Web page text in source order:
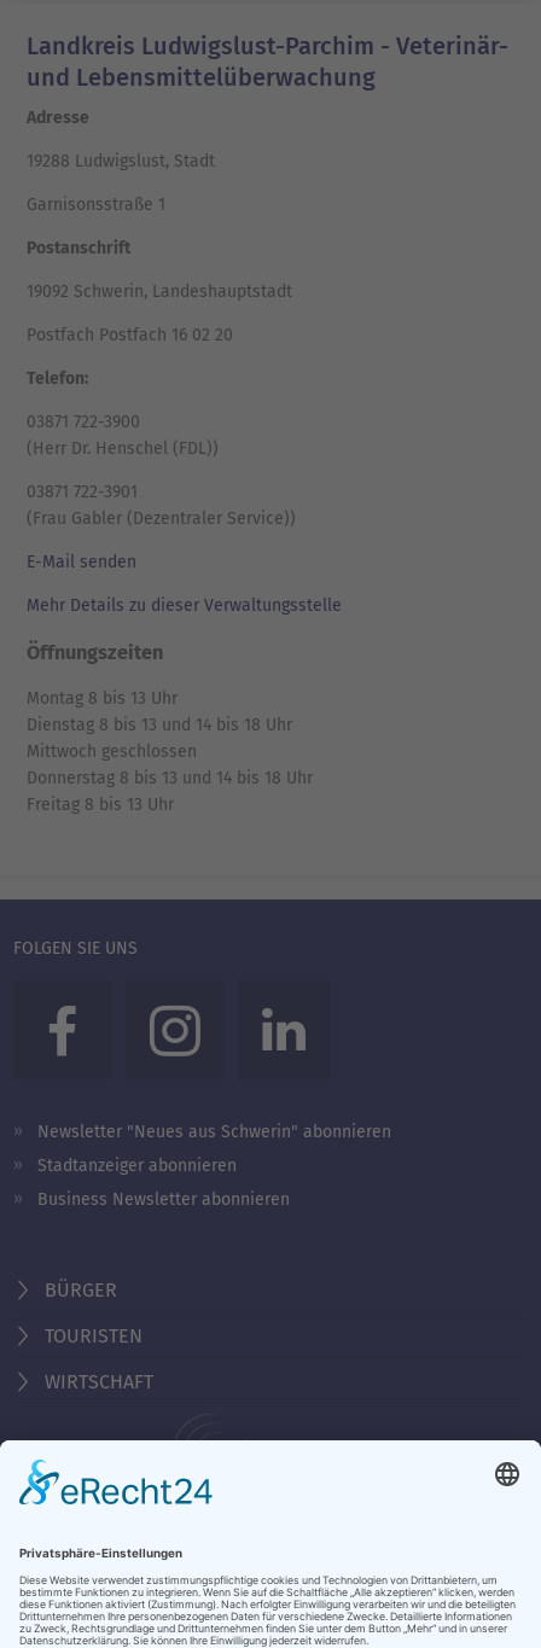
Landkreis Ludwigslust-Parchim - Veterinär-
und Lebensmittelüberwachung
Adresse
19288 Ludwigslust, Stadt
Garnisonsstraße 1
Postanschrift
19092 Schwerin, Landeshauptstadt
Postfach Postfach 16 02 20
Telefon:
03871 722-3900
(Herr Dr. Henschel (FDL))
03871 722-3901
(Frau Gabler (Dezentraler Service))
E-Mail senden
Mehr Details zu dieser Verwaltungsstelle
Öffnungszeiten
Montag 8 bis 13 Uhr
Dienstag 8 bis 13 und 14 bis 18 Uhr
Mittwoch geschlossen
Donnerstag 8 bis 13 und 14 bis 18 Uhr
Freitag 8 bis 13 Uhr
FOLGEN SIE UNS
Newsletter "Neues aus Schwerin" abonnieren
Stadtanzeiger abonnieren
Business Newsletter abonnieren
BÜRGER
TOURISTEN
WIRTSCHAFT
Behördennummer 115
KONTAKT
NOTRUFE & HOTLINES
JOBS
STADTANZEIGER
BROSCHÜREN
PRESSE
DATENSCHUTZ